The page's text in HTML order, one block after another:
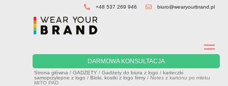
+48 537 269 946 biuro@wearyourbrand.pl
DARMOWA KONSULTACJA
Strona główna /GADŻETY /Gadżety do biura z logo /karteczki
samoprzylepne z logo / Bloki, kostki z logo firmy / Notes z kartonu po mleku
MITO PAD